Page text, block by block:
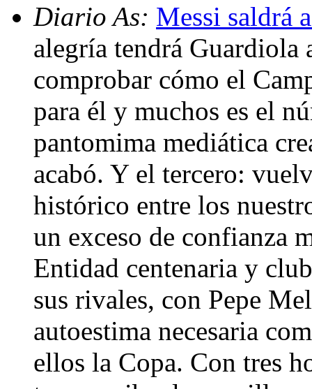
Diario As: Messi saldrá
alegría tendrá
comprobar cómo el
para él y muchos es el
pantomima mediática
acabó. Y el tercero:
histórico entre los
un exceso de confianza
Entidad centenaria y
sus rivales, con Pepe
autoestima necesaria
ellos la Copa. Con tres